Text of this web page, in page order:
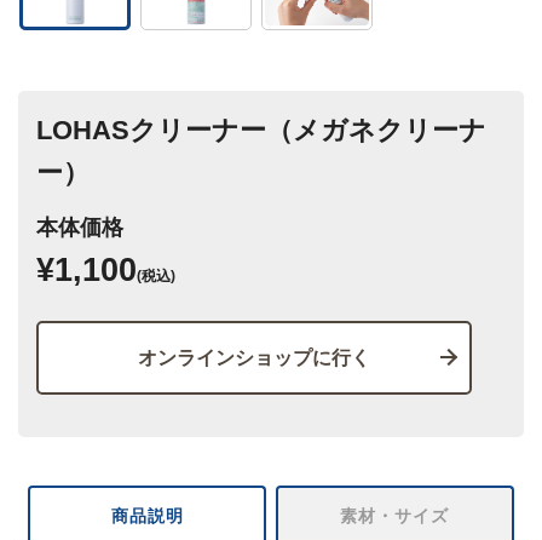
LOHASクリーナー（メガネクリーナ
ー）
本体価格
¥1,100(税込)
オンラインショップに行く
商品説明 素材・サイズ